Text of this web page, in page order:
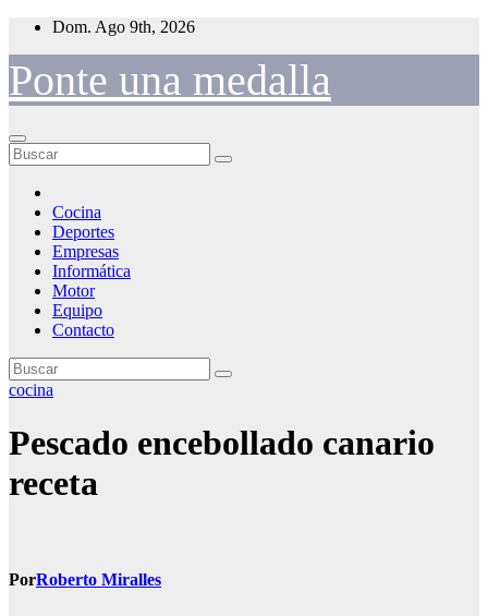
Saltar
contenido
Dom. Ago 9th, 2026
Ponte una medalla
Cocina
Deportes
Empresas
Informática
Motor
Equipo
Contacto
cocina
Pescado encebollado canario
receta
PorRoberto Miralles